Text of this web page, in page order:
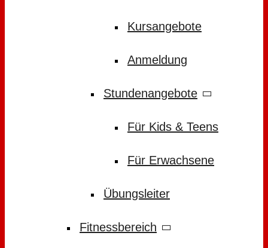
Kursangebote
Anmeldung
Stundenangebote
Für Kids & Teens
Für Erwachsene
Übungsleiter
Fitnessbereich